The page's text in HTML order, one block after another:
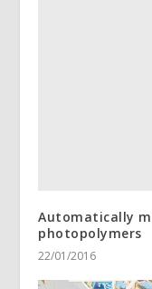
Automatically
photopolymers
22/01/2016